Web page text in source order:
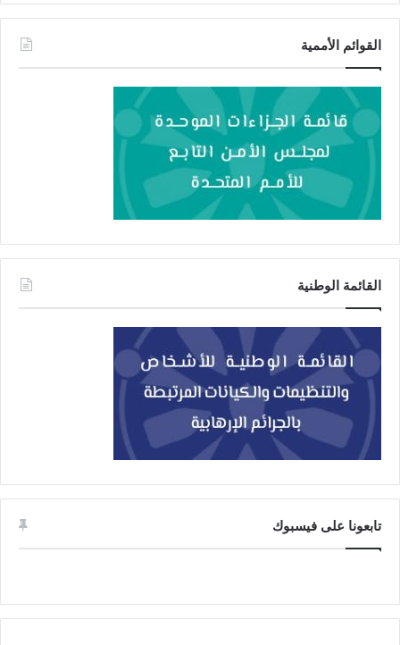
القوائم الأممية
القائمة الوطنية
تابعونا على فيسبوك